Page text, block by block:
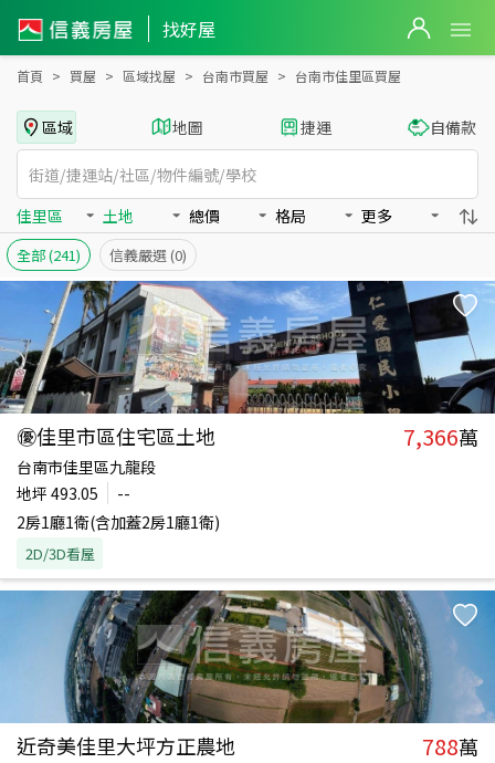
找好屋
台南市佳里區買房：土地房屋物件出售、房價分析
首頁 買屋 區域找屋 台南市買屋 台南市佳里區買屋
區域 地圖 捷運 自備款
佳里區 土地 總價 格局 更多
全部(241) 信義嚴選 (0)
㊝佳里市區住宅區土地 7,366萬
台南市佳里區九龍段
地坪 493.05
--
2房1廳1衛(含加蓋2房1廳1衛)
2D/3D看屋
近奇美佳里大坪方正農地 788萬